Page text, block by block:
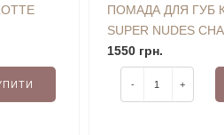
ПОМАДА ДЛЯ ГУБ
SUPER NUDES
TILBURY
1550 грн.
- +